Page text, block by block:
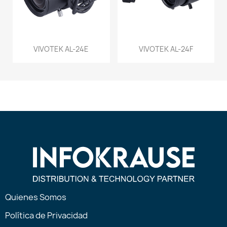
VIVOTEK AL-24E VIVOTEK AL-24F
Quienes Somos
Política de Privacidad